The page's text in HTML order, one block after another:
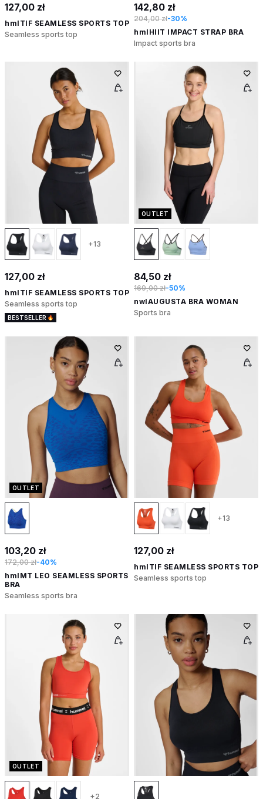
127,00 zł
hmlTIF SEAMLESS SPORTS TOP
Seamless sports top
142,80 zł
204,00 zł-30%
hmlHIIT IMPACT STRAP BRA
Impact sports bra
+13
127,00 zł
hmlTIF SEAMLESS SPORTS TOP
Seamless sports top
BESTSELLER
OUTLET
84,50 zł
169,00 zł-50%
nwlAUGUSTA BRA WOMAN
Sports bra
OUTLET
103,20 zł
172,00 zł-40%
hmlMT LEO SEAMLESS SPORTS
BRA
Seamless sports bra
+13
127,00 zł
hmlTIF SEAMLESS SPORTS TOP
Seamless sports top
OUTLET
+2